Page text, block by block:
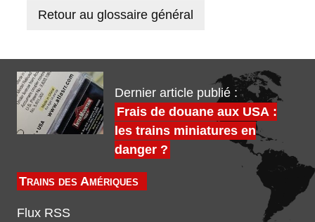
Retour au glossaire général
Dernier article publié :
Frais de douane aux USA :
les trains miniatures en
danger ?
Trains des Amériques
Flux RSS